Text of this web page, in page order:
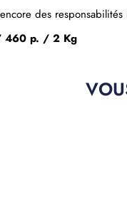
des
460 p. / 2 Kg